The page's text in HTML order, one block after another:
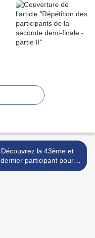
Découvrez la 43ème et
dernier participant pour
l'Eurovision 2018 : Iriao